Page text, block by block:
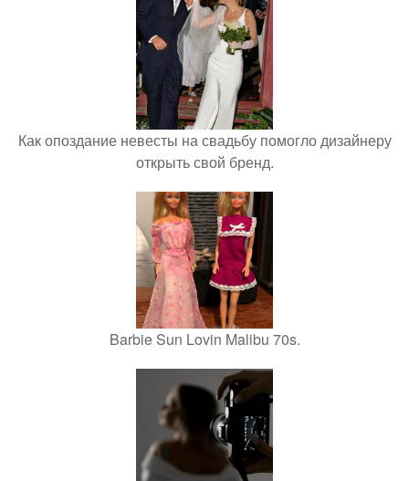
Как опоздание невесты на свадьбу помогло дизайнеру
открыть свой бренд.
Barbie Sun Lovin Malibu 70s.